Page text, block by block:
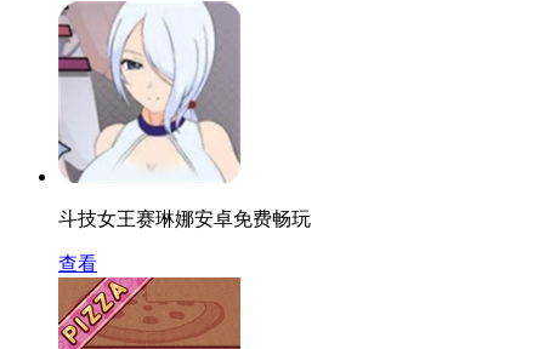
斗技女王赛琳娜安卓免费畅玩
查看